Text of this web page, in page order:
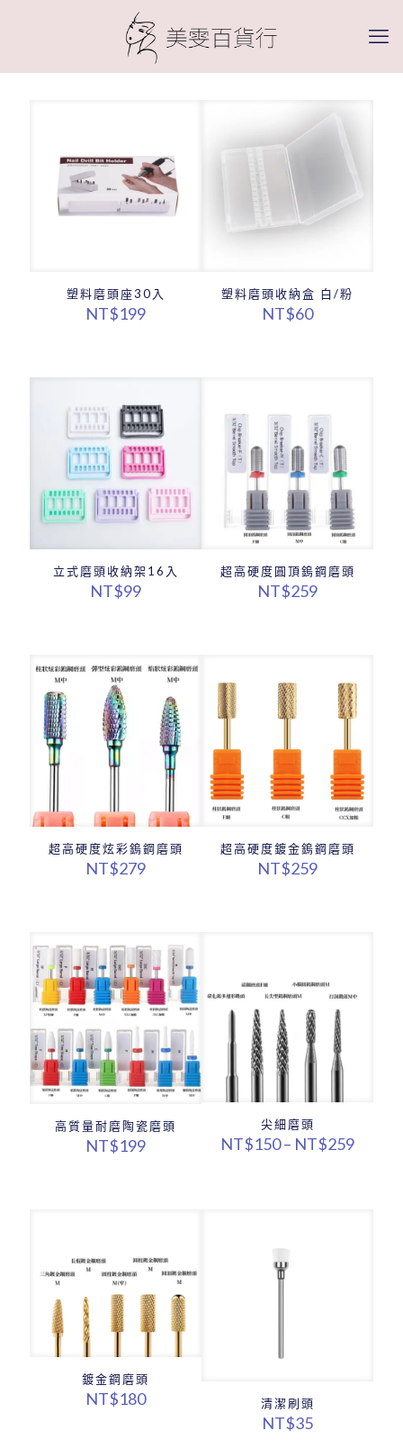
塑料磨頭座30入
NT$199
塑料磨頭收納盒 白/粉
NT$60
立式磨頭收納架16入
NT$99
超高硬度圓頂鎢鋼磨頭
NT$259
超高硬度炫彩鎢鋼磨頭
NT$279
超高硬度鍍金鎢鋼磨頭
NT$259
高質量耐磨陶瓷磨頭
NT$199
尖細磨頭
NT$150– NT$259價
鍍金鋼磨頭
NT$180 清潔刷頭
NT$35